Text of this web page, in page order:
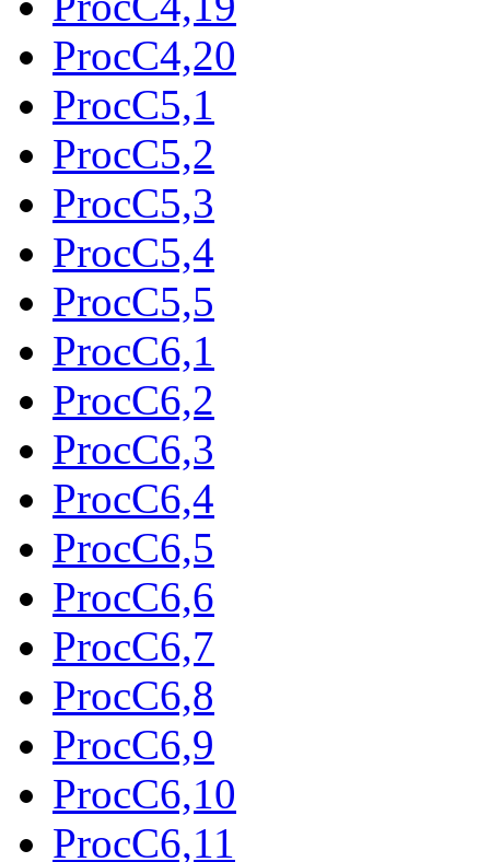
ProcC4,20
ProcC5,1
ProcC5,2
ProcC5,3
ProcC5,4
ProcC5,5
ProcC6,1
ProcC6,2
ProcC6,3
ProcC6,4
ProcC6,5
ProcC6,6
ProcC6,7
ProcC6,8
ProcC6,9
ProcC6,10
ProcC6,11